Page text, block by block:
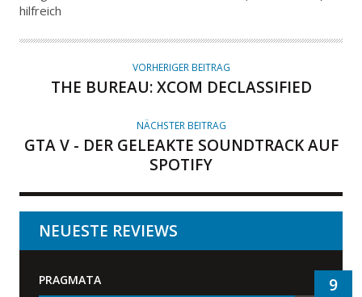
R
hilfreich
VORHERIGER BEITRAG
THE BUREAU: XCOM DECLASSIFIED
NÄCHSTER BEITRAG
GTA V - DER GELEAKTE SOUNDTRACK AUF
SPOTIFY
NEUESTE REVIEWS
PRAGMATA 9